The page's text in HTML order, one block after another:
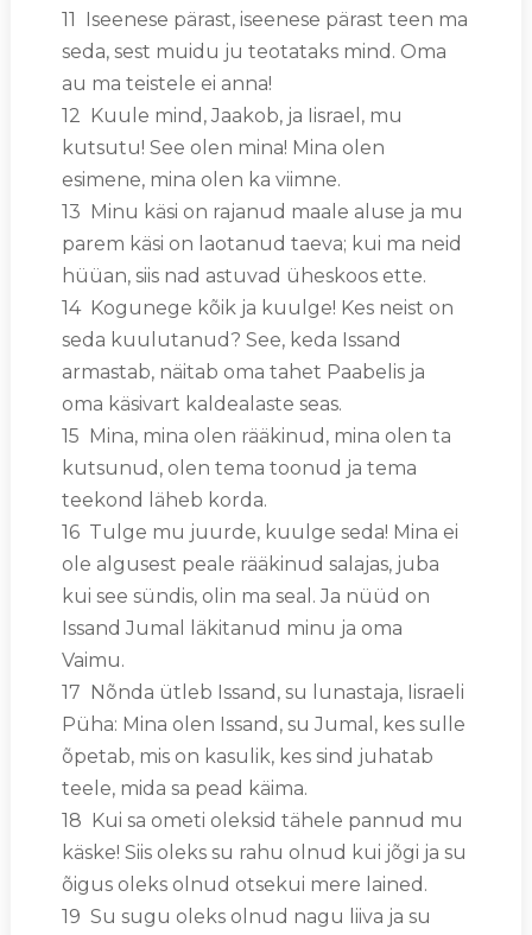
11 Iseenese pärast, iseenese pärast teen ma
seda, sest muidu ju teotataks mind. Oma
au ma teistele ei anna!
12 Kuule mind, Jaakob, ja Iisrael, mu
kutsutu! See olen mina! Mina olen
esimene, mina olen ka viimne.
13 Minu käsi on rajanud maale aluse ja mu
parem käsi on laotanud taeva; kui ma neid
hüüan, siis nad astuvad üheskoos ette.
14 Kogunege kõik ja kuulge! Kes neist on
seda kuulutanud? See, keda Issand
armastab, näitab oma tahet Paabelis ja
oma käsivart kaldealaste seas.
15 Mina, mina olen rääkinud, mina olen ta
kutsunud, olen tema toonud ja tema
teekond läheb korda.
16 Tulge mu juurde, kuulge seda! Mina ei
ole algusest peale rääkinud salajas, juba
kui see sündis, olin ma seal. Ja nüüd on
Issand Jumal läkitanud minu ja oma
Vaimu.
17 Nõnda ütleb Issand, su lunastaja, Iisraeli
Püha: Mina olen Issand, su Jumal, kes sulle
õpetab, mis on kasulik, kes sind juhatab
teele, mida sa pead käima.
18 Kui sa ometi oleksid tähele pannud mu
käske! Siis oleks su rahu olnud kui jõgi ja su
õigus oleks olnud otsekui mere lained.
19 Su sugu oleks olnud nagu liiva ja su